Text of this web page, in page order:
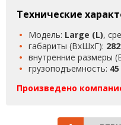
Технические
Модель: Large (L),
габариты (ВxШxГ):
внутренние размеры
грузоподъемность:
Произведено